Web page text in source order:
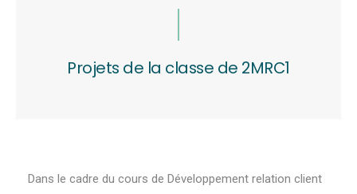
Projets de la classe de 2MRC1
Dans le cadre du cours de Développement relation client